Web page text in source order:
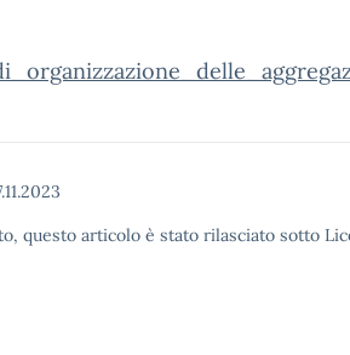
questo articolo è stato rilasciato sotto